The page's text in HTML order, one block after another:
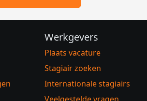
Plaats vacature
Werkgevers
Plaats vacature
Stagiair zoeken